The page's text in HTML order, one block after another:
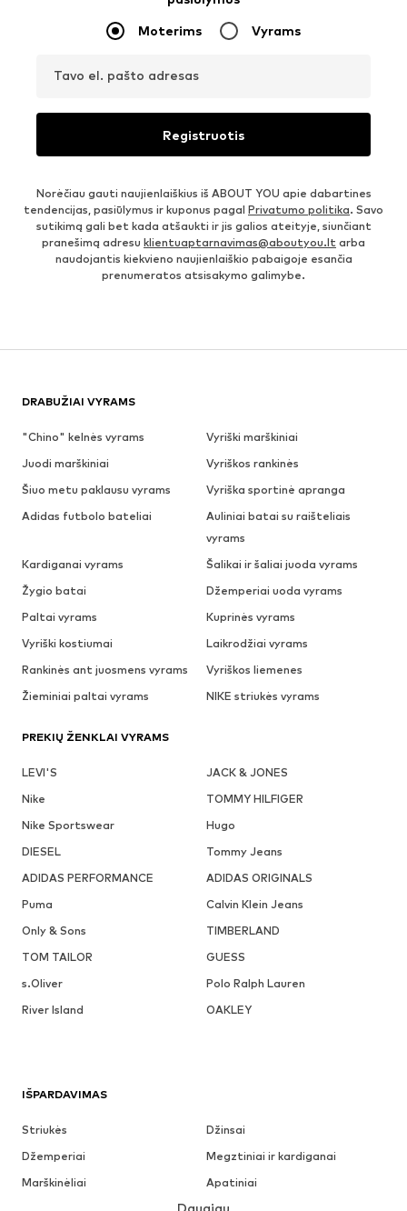
Moterims Vyrams
Tavo el. pašto adresas
Registruotis
Norėčiau gauti naujienlaiškius iš ABOUT YOU apie dabartines
tendencijas, pasiūlymus ir kuponus pagal Privatumo politika. Savo
sutikimą gali bet kada atšaukti ir jis galios ateityje, siunčiant
pranešimą adresu klientuaptarnavimas@aboutyou.lt arba
naudojantis kiekvieno naujienlaiškio pabaigoje esančia
prenumeratos atsisakymo galimybe.
DRABUŽIAI VYRAMS
"Chino" kelnės vyrams
Vyriški marškiniai
Juodi marškiniai
Vyriškos rankinės
Šiuo metu paklausu vyrams
Vyriška sportinė apranga
Adidas futbolo bateliai
Auliniai batai su raišteliais
vyrams
Kardiganai vyrams
Šalikai ir šaliai juoda vyrams
Žygio batai
Džemperiai uoda vyrams
Paltai vyrams
Kuprinės vyrams
Vyriški kostiumai
Laikrodžiai vyrams
Rankinės ant juosmens vyrams
Vyriškos liemenes
Žieminiai paltai vyrams
NIKE striukės vyrams
PREKIŲ ŽENKLAI VYRAMS
LEVI'S
JACK & JONES
Nike
TOMMY HILFIGER
Nike Sportswear
Hugo
DIESEL
Tommy Jeans
ADIDAS PERFORMANCE
ADIDAS ORIGINALS
Puma
Calvin Klein Jeans
Only & Sons
TIMBERLAND
TOM TAILOR
GUESS
s.Oliver
Polo Ralph Lauren
River Island
OAKLEY
IŠPARDAVIMAS
Striukės
Džinsai
Džemperiai
Megztiniai ir kardiganai
Marškinėliai
Apatiniai